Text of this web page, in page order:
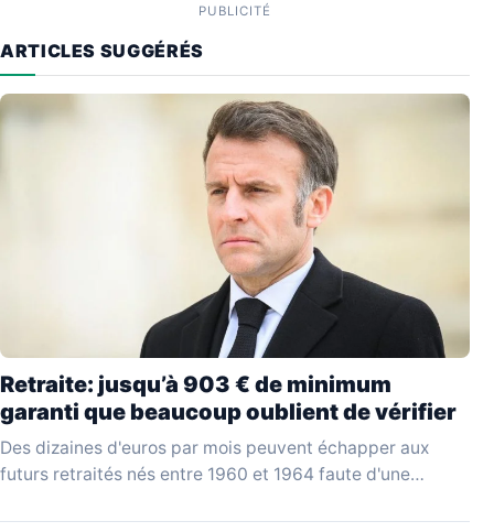
PUBLICITÉ
ARTICLES SUGGÉRÉS
Retraite: jusqu’à 903 € de minimum
garanti que beaucoup oublient de vérifier
Des dizaines d'euros par mois peuvent échapper aux
futurs retraités nés entre 1960 et 1964 faute d'une